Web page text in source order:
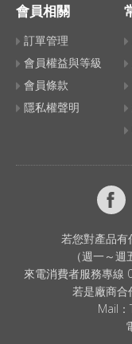
會員相關
訂單管理
會員權益與等級
會員條款
隱私權聲明
若您對產品
（週一～
來電消費者服務專線
若是廠商合
Mail：